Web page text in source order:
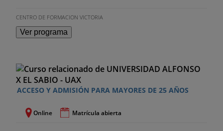
CENTRO DE FORMACION VICTORIA
Ver programa
ACCESO Y ADMISIÓN PARA MAYORES DE 25 AÑOS
Online Matrícula abierta